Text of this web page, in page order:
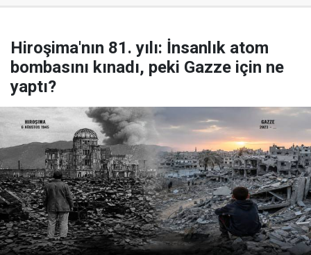
Hiroşima'nın 81. yılı: İnsanlık atom
bombasını kınadı, peki Gazze için ne
yaptı?